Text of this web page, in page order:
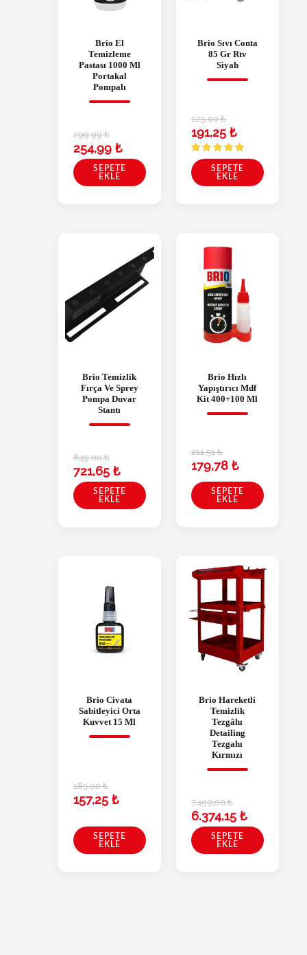
Brio El
Temizleme
Pastası 1000 Ml
Portakal
Pompalı
299,99₺
254,99 ₺
SEPETE
EKLE
Brio Sıvı Conta
85 Gr Rtv
Siyah
225,00₺
191,25 ₺
SEPETE
EKLE
Brio Temizlik
Fırça Ve Sprey
Pompa Duvar
Stantı
849,00₺
721,65 ₺
SEPETE
EKLE
Brio Hızlı
Yapıştırıcı Mdf
Kit 400+100 Ml
211,51₺
179,78 ₺
SEPETE
EKLE
Brio Civata
Sabitleyici Orta
Kuvvet 15 Ml
185,00₺
157,25 ₺
SEPETE
EKLE
Brio Hareketli
Temizlik
Tezgâhı
Detailing
Tezgahı
Kırmızı
7.499,00₺
6.374,15 ₺
SEPETE
EKLE